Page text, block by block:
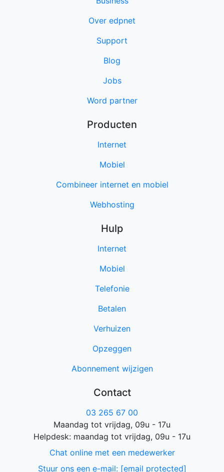
Over edpnet
Support
Blog
Jobs
Word partner
Producten
Internet
Mobiel
Combineer internet en mobiel
Webhosting
Hulp
Internet
Mobiel
Telefonie
Betalen
Verhuizen
Opzeggen
Abonnement wijzigen
Contact
03 265 67 00
Maandag tot vrijdag, 09u - 17u
Helpdesk: maandag tot vrijdag, 09u - 17u
Chat online met een medewerker
Stuur ons een e-mail: [email protected]